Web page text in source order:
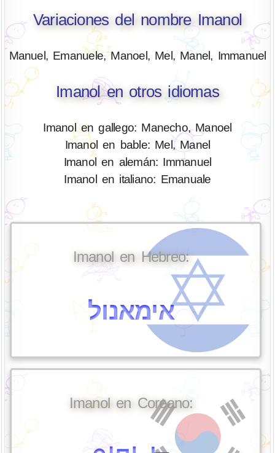
Variaciones del nombre Imanol
Manuel, Emanuele, Manoel, Mel, Manel, Immanuel
Imanol en otros idiomas
Imanol en gallego: Manecho, Manoel
Imanol en bable: Mel, Manel
Imanol en alemán: Immanuel
Imanol en italiano: Emanuale
Imanol en Hebreo:
אימאנול
Imanol en Coreano: